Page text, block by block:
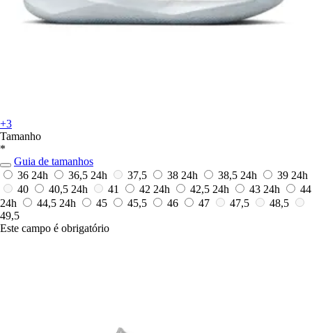
+3
Tamanho
*
Guia de tamanhos
36 24h 36,5 24h 37,5 38 24h 38,5 24h 39 24h
40
40,5 24h 41 42 24h 42,5 24h 43 24h
44
24h
44,5 24h 45 45,5 46 47 47,5
48,5
49,5
Este campo é obrigatório